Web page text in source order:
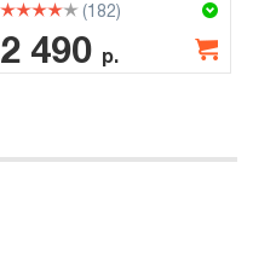
(182)
2 490 р.